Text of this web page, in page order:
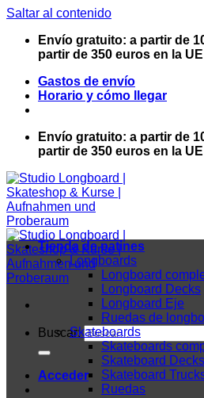
Saltar al contenido
Envío gratuito: a partir de
partir de 350 euros en la UE
Gastos de envío
Horario y cómo llegar
Envío gratuito: a partir de
partir de 350 euros en la UE
Buscar:
Acceder
Tienda de patines
Longboards
Longboard
Longboard Decks
Longboard Eje
Ruedas de
Skateboards
Skateboards
Skateboard Decks
Skateboard
Ruedas